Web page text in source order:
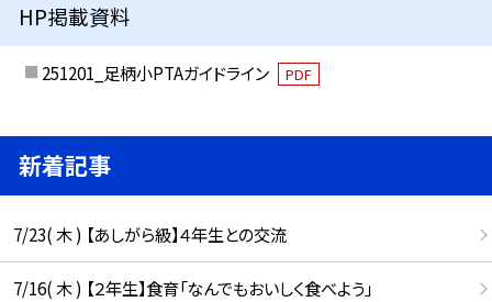
HP掲載資料
251201_足柄小PTAガイドライン PDF
新着記事
7/23( 木 ) 【あしがら級】４年生との交流
7/16( 木 ) 【２年生】食育「なんでもおいしく食べよう」